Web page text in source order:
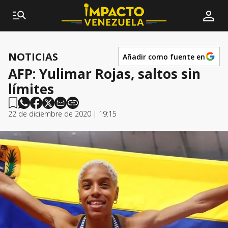
NOTICIAS Añadir como fuente en
AFP: Yulimar Rojas, saltos sin
límites
22 de diciembre de 2020 | 19:15